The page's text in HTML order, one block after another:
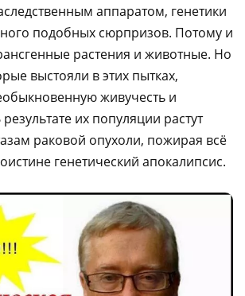
аппаратом, генетики
подобных сюрпризов. Потому и
растения и животные. Но
выстояли в этих пытках,
живучесть и
их популяции растут
раковой опухоли, пожирая всё
генетический апокалипсис.